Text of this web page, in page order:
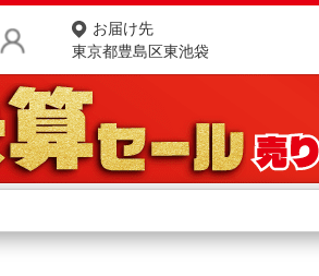
お届け先
東京都豊島区東池袋
商品をさがす
ランキングからさがす